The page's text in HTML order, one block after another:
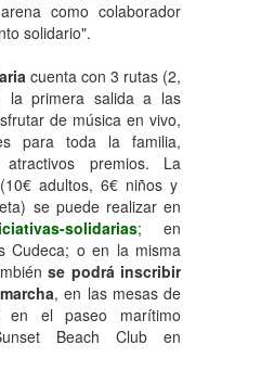
como colaborador
solidario".
cuenta con 3 rutas (2,
la primera salida a las
de música en vivo,
para toda la familia,
premios. La
(10€ adultos, 6€ niños y
se puede realizar en
solidarias; en
Cudeca; o en la misma
se podrá inscribir
, en las mesas de
en el paseo marítimo
Beach Club en